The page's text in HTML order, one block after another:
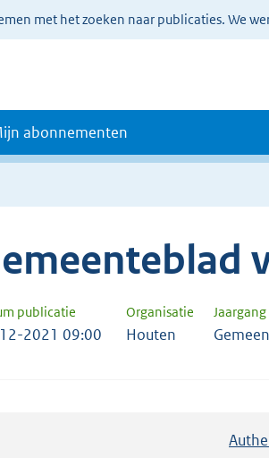
met het zoeken naar publicaties. We
abonnementen
publicatie Organisatie
2021 09:00 Houten